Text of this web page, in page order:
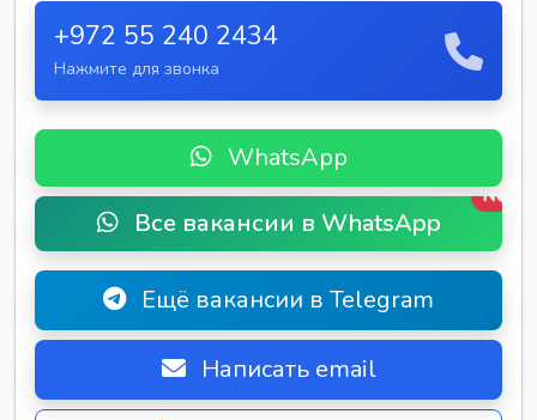
+972 55 240 2434
Нажмите для звонка
WhatsApp
Все вакансии в WhatsApp
New
Ещё вакансии в Telegram
Написать email